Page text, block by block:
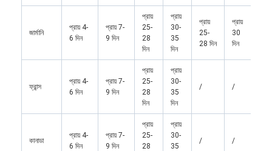
জার্মানি
প্রায় 4-
6 দিন
প্রায় 7-
9 দিন
প্রায়
25-
28
দিন
প্রায়
30-
35
দিন
প্রায়
25-
28 দিন
প্রায়
30
দিন
ফ্রান্স
প্রায় 4-
6 দিন
প্রায় 7-
9 দিন
প্রায়
25-
28
দিন
প্রায়
30-
35
দিন
/ /
কানাডা
প্রায় 4-
6 দিন
প্রায় 7-
9 দিন
প্রায়
25-
28
প্রায়
30-
35
/ /